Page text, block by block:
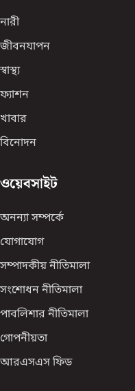
নারী
জীবনযাপন
স্বাস্থ্য
ফ্যাশন
খাবার
বিনোদন
ওয়েবসাইট
অনন্যা সম্পর্কে
যোগাযোগ
সম্পাদকীয় নীতিমালা
সংশোধন নীতিমালা
পাবলিশার নীতিমালা
গোপনীয়তা
আরএসএস ফিড